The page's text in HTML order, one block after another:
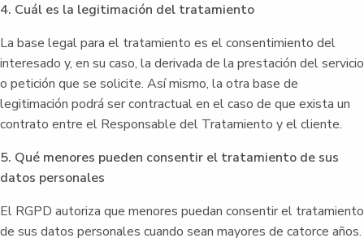
4. Cuál es la legitimación del tratamiento
La base legal para el tratamiento es el consentimiento del
interesado y, en su caso, la derivada de la prestación del servicio
o petición que se solicite. Así mismo, la otra base de
legitimación podrá ser contractual en el caso de que exista un
contrato entre el Responsable del Tratamiento y el cliente.
5. Qué menores pueden consentir el tratamiento de sus
datos personales
El RGPD autoriza que menores puedan consentir el tratamiento
de sus datos personales cuando sean mayores de catorce años.